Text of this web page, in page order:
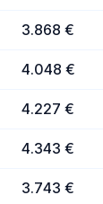
3.868 €
4.048 €
4.227 €
4.343 €
3.743 €